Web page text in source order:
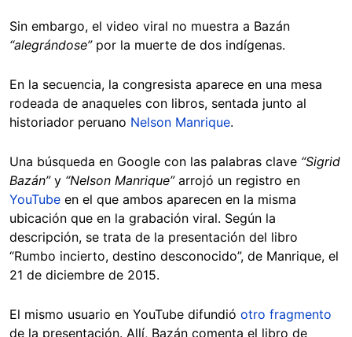
Sin embargo, el video viral no muestra a Bazán
“alegrándose”por la muerte de dos indígenas.
En la secuencia, la congresista aparece en una mesa
rodeada de anaqueles con libros, sentada junto al
historiador peruano Nelson Manrique.
Una búsqueda en Google con las palabras clave “Sigrid
Bazán”y “Nelson Manrique”arrojó un registro en
YouTube en el que ambos aparecen en la misma
ubicación que en la grabación viral. Según la
descripción, se trata de la presentación del libro
“Rumbo incierto, destino desconocido”, de Manrique, el
21 de diciembre de 2015.
El mismo usuario en YouTube difundió otro fragmento
de la presentación. Allí, Bazán comenta el libro de